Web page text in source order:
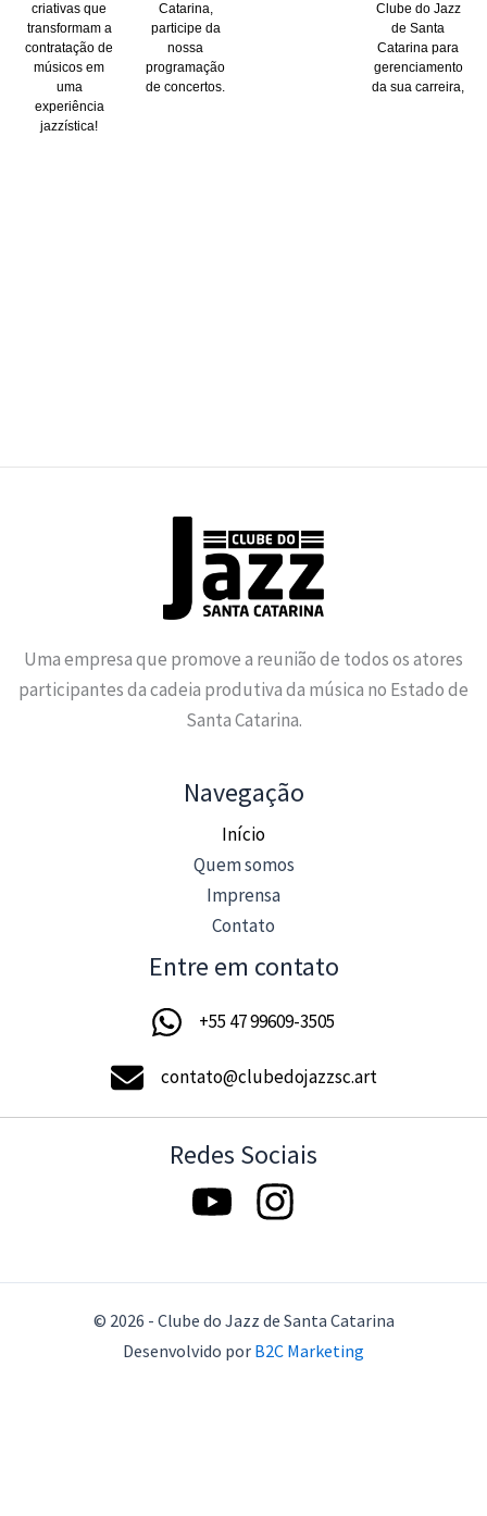
criativas que
transformam a
contratação de
músicos em
uma
experiência
jazzística!
Catarina,
participe da
nossa
programação
de concertos.
Clube do Jazz
de Santa
Catarina para
gerenciamento
da sua carreira,
Uma empresa que promove a reunião de todos os atores
participantes da cadeia produtiva da música no Estado de
Santa Catarina.
Navegação
Início
Quem somos
Imprensa
Contato
Entre em contato
+55 47 99609-3505
contato@clubedojazzsc.art
Redes Sociais
© 2026 - Clube do Jazz de Santa Catarina
Desenvolvido por B2C Marketing